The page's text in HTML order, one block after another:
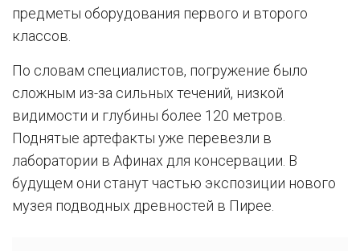
предметы оборудования первого и второго
классов.
По словам специалистов, погружение было
сложным из-за сильных течений, низкой
видимости и глубины более 120 метров.
Поднятые артефакты уже перевезли в
лаборатории в Афинах для консервации. В
будущем они станут частью экспозиции нового
музея подводных древностей в Пирее.